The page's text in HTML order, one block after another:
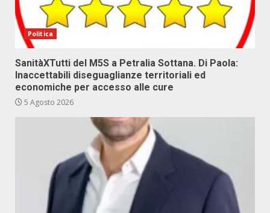
Politica
SanitàXTutti del M5S a Petralia Sottana. Di Paola:
Inaccettabili diseguaglianze territoriali ed
economiche per accesso alle cure
5 Agosto 2026